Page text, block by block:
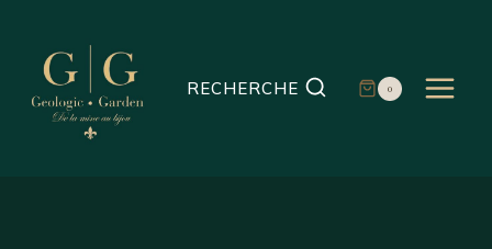
contenu
RECHERCHE 0